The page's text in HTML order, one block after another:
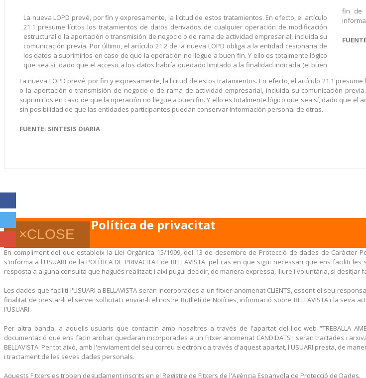
La nueva LOPD prevé, por fin y expresamente, la licitud de estos tratamientos. En efecto, el artículo
21.1 presume lícitos los tratamientos de datos derivados de cualquier operación de modificación
estructural o la aportación o transmisión de negocio o de rama de actividad empresarial, incluida su
comunicación previa. Por último, el artículo 21.2 de la nueva LOPD obliga a la entidad cesionaria de
los datos a suprimirlos en caso de que la operación no llegue a buen fin. Y ello es totalmente lógico
que sea sí, dado que el acceso a los datos habría quedado limitado a la finalidad indicada (el buen
fin de
La nueva LOPD prevé, por fin y expresamente, la licitud de estos tratamientos. En efecto, el artículo 21.1
o la aportación o transmisión de negocio o de rama de actividad empresarial, incluida su comunicación
suprimirlos en caso de que la operación no llegue a buen fin. Y ello es totalmente lógico que sea sí, dado que
sin posibilidad de que las entidades participantes puedan conservar información personal de otras.
FUENTE: SINTESIS DIARIA
×CLOSE
Política de privacitat
En compliment del que estableix la Llei Orgànica 15/1999, del 13 de desembre de Protecció de dades de Caràcter
s'informa a l'USUARI de la POLÍTICA DE PRIVACITAT de BELLAVISTA, pel cas en que sigui necessari que ens
resposta a alguna consulta que hagués realitzat; i així pugui decidir, de manera expressa, lliure i voluntària, si desitjar
Les dades que faciliti l'USUARI a BELLAVISTA seran incorporades a un fitxer anomenat CLIENTS, essent el seu
finalitat de prestar-li el servei sol·licitat i enviar-li el nostre Butlletí de Notícies, informació sobre BELLAVISTA i la
l'USUARI.
Per altra banda, a aquells usuaris que contactin amb nosaltres a través de l'apartat del lloc web “TREBALLA
documentació que ens facin arribar quedaran incorporades a un Fitxer anomenat CANDIDATS i seran tractades i
BELLAVISTA. Per tot això, amb l'enviament del seu correu electrònic a través d'aquest apartat, l'USUARI presta, de
i tractament de les seves dades personals.
Aquests Fitxers es troben degudament inscrits en el Registre de Fitxers de l'Agència Espanyola de Protecció de Dades.